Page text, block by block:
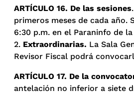
ARTÍCULO 16. De las sesiones
primeros meses de cada
6:30 p.m. en el Paraninfo de
2. Extraordinarias. La Sala
Revisor Fiscal podrá
ARTÍCULO 17. De la
antelación no inferior a siete